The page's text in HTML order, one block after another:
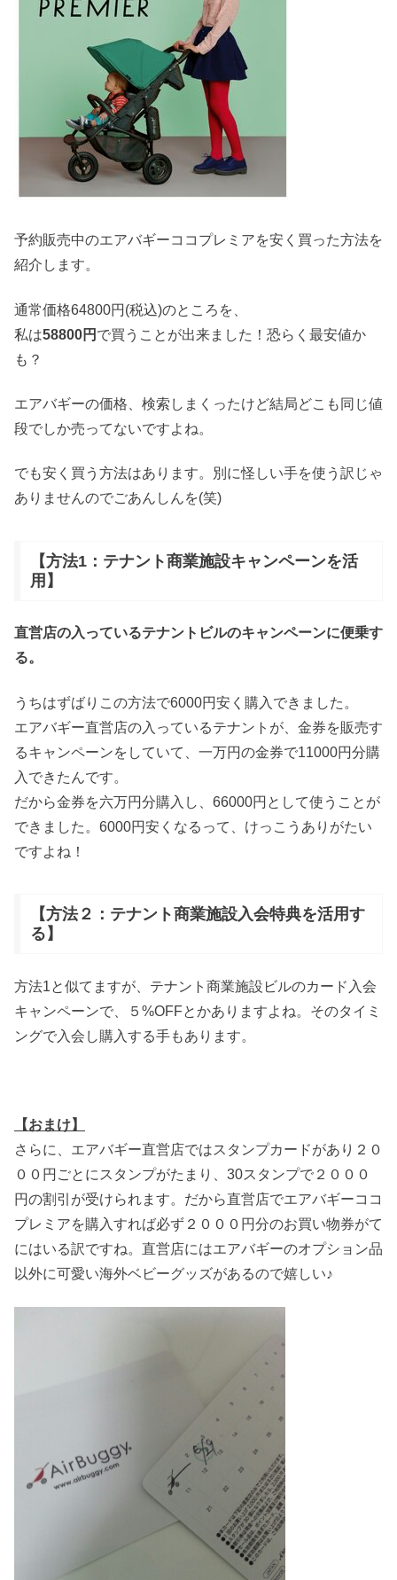
予約販売中のエアバギーココプレミアを安く買った方法を
紹介します。
通常価格64800円(税込)のところを、
私は58800円 で買うことが出来ました！恐らく最安値か
も？
エアバギーの価格、検索しまくったけど結局どこも同じ値
段でしか売ってないですよね。
でも安く買う方法はあります。別に怪しい手を使う訳じゃ
ありませんのでごあんしんを(笑)
【方法1：テナント商業施設キャンペーンを活
用】
直営店の入っているテナントビルのキャンペーンに便乗す
る。
うちはずばりこの方法で6000円安く購入できました。
エアバギー直営店の入っているテナントが、金券を販売す
るキャンペーンをしていて、一万円の金券で11000円分購
入できたんです。
だから金券を六万円分購入し、66000円として使うことが
できました。6000円安くなるって、けっこうありがたい
ですよね！
【方法２：テナント商業施設入会特典を活用す
る】
方法1と似てますが、テナント商業施設ビルのカード入会
キャンペーンで、５%OFFとかありますよね。そのタイミ
ングで入会し購入する手もあります。
【おまけ】
さらに、エアバギー直営店ではスタンプカードがあり２０
００円ごとにスタンプがたまり、30スタンプで２０００
円の割引が受けられます。だから直営店でエアバギーココ
プレミアを購入すれば必ず２０００円分のお買い物券がて
にはいる訳ですね。直営店にはエアバギーのオプション品
以外に可愛い海外ベビーグッズがあるので嬉しい♪